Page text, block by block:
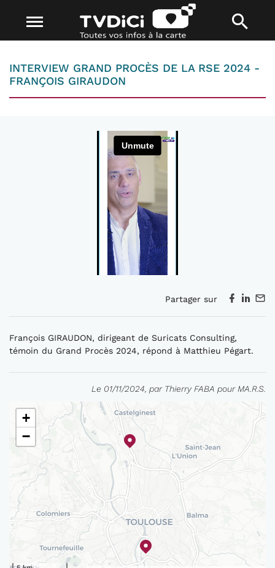
INTERVIEW GRAND PROCÈS DE LA RSE 2024 -
FRANÇOIS GIRAUDON
Partager sur
François GIRAUDON, dirigeant de Suricats Consulting,
témoin du Grand Procès 2024, répond à Matthieu Pégart.
Le 01/11/2024, par Thierry FABA pour MA.R.S.
+
−